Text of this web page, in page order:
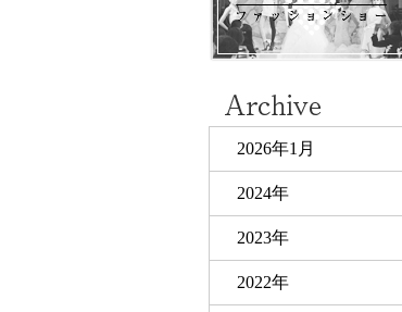
2026年1月
2024年
2023年
2022年